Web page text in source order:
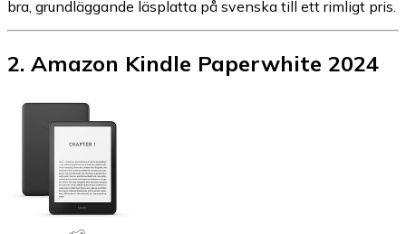
bra, grundläggande läsplatta på svenska till ett rimligt pris.
2. Amazon Kindle Paperwhite 2024